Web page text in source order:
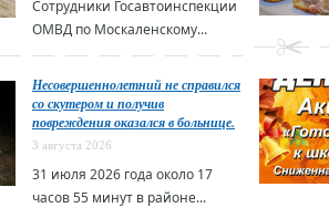
Сотрудники Госавтоинспекции
ОМВД по Москаленскому...
Несовершеннолетний не справился
со скутером и получив
повреждения оказался в больнице.
3 августа 2026
31 июля 2026 года около 17
часов 55 минут в районе...